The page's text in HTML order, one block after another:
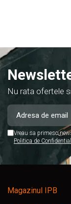
Nu rata ofertele
Vreau sa primesc
Politica de
Magazinul IPB